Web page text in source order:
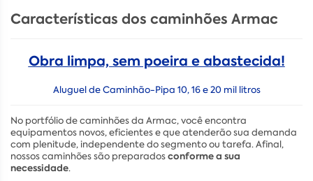
Características dos caminhões Armac
Obra limpa, sem poeira e abastecida!
Aluguel de Caminhão-Pipa 10, 16 e 20 mil litros
No portfólio de caminhões da Armac, você encontra
equipamentos novos, eficientes e que atenderão sua demanda
com plenitude, independente do segmento ou tarefa. Afinal,
nossos caminhões são preparadosconforme a sua
necessidade.